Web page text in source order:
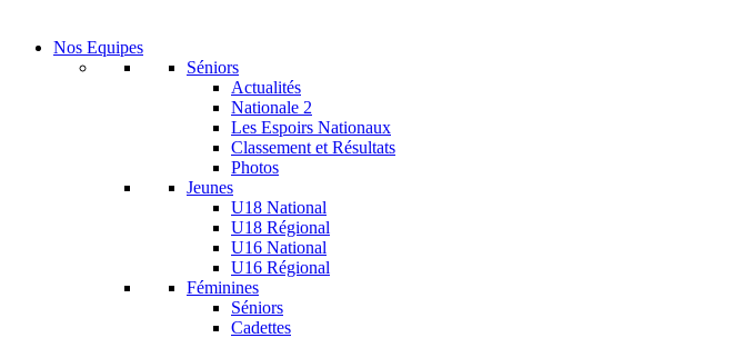
Nos Equipes
Séniors
Actualités
Nationale 2
Les Espoirs Nationaux
Classement et Résultats
Photos
Jeunes
U18 National
U18 Régional
U16 National
U16 Régional
Féminines
Séniors
Cadettes